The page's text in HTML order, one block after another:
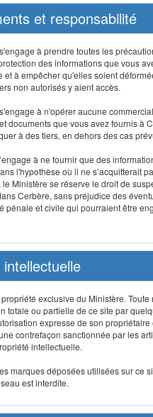
et responsabilité
à prendre toutes les
des informations que vous
et à empêcher qu'elles soient
non autorisés y aient accès.
à n'opérer aucune
documents que vous avez fournis à
à des tiers, en dehors des cas
à ne fournir que des
l'hypothèse où il ne s’acquitterait
Ministère se réserve le droit de
Cerbère, sans préjudice des
pénale et civile qui pourraient être
exclusive du Ministère. Toute
totale ou partielle de ce site par
expresse de son
contrefaçon sanctionnée par les
intellectuelle.
marques déposées utilisées sur ce
est interdite.